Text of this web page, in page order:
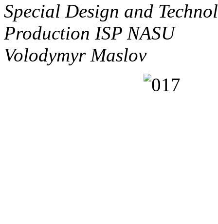
Special Design and
Production ISP NASU
Volodymyr Maslov